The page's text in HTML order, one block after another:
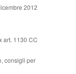
2012
art. 1130 CC
consigli per